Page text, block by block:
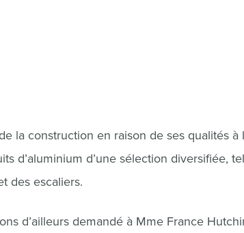
la construction en raison de ses qualités à
d’aluminium d’une sélection diversifiée,
des escaliers.
d’ailleurs demandé à Mme France